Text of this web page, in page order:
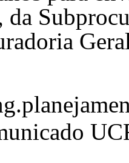
da